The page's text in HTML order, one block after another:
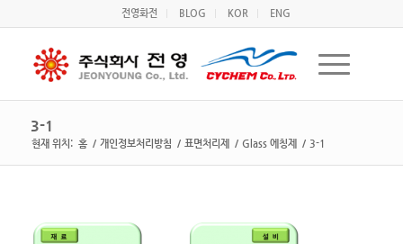
전영화전 BLOG KOR ENG
3-1
현재 위치: 홈 / 개인정보처리방침 / 표면처리제 / Glass 에칭제 / 3-1